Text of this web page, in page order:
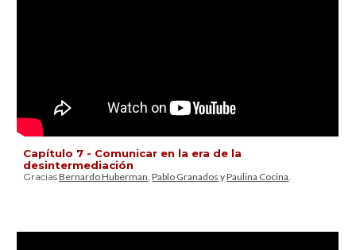
Capítulo 7 - Comunicar en la era de la
desintermediación
GraciasBernardo Huberman,Pablo Granados yPaulina Cocina.